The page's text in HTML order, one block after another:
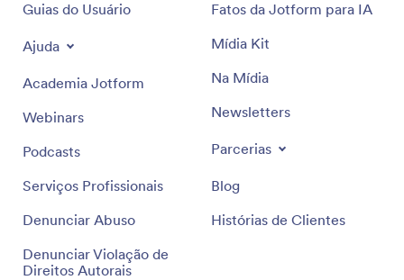
Guias do Usuário
Ajuda
Academia Jotform
Webinars
Podcasts
Serviços Profissionais
Denunciar Abuso
Denunciar Violação de
Direitos Autorais
Fatos da Jotform para IA
Mídia Kit
Na Mídia
Newsletters
Parcerias
Blog
Histórias de Clientes